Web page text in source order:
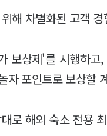
해 차별화된 고객
보상제'를 시행하
자 포인트로 보상할
로 해외 숙소 전용